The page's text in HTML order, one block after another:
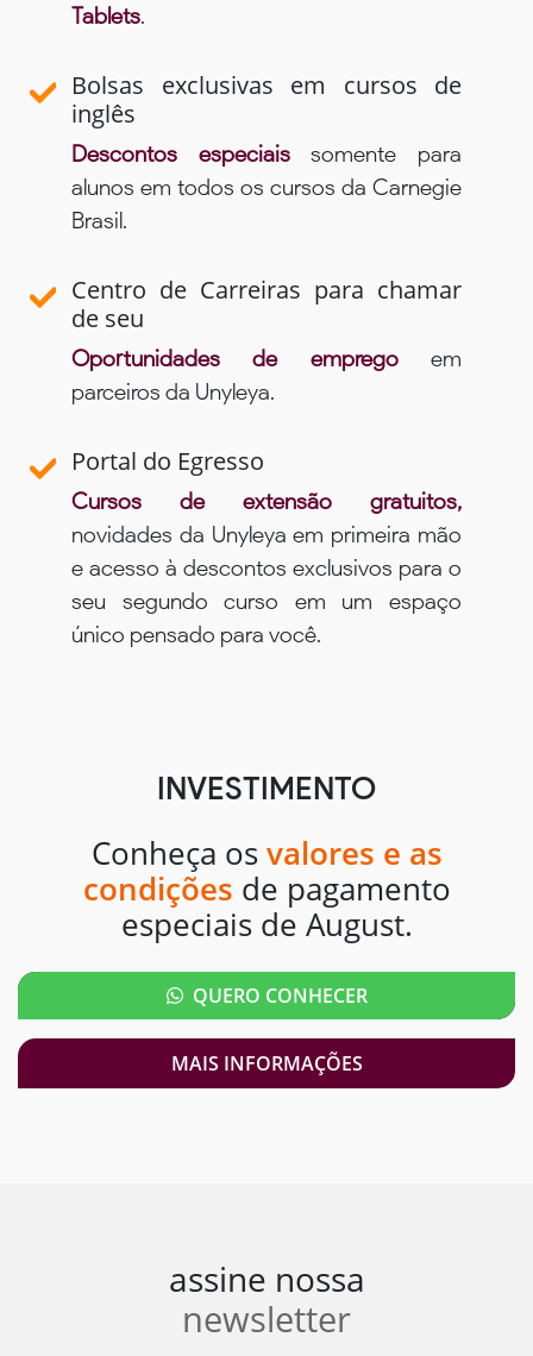
Tablets.
Bolsas exclusivas em cursos de
inglês
Descontos especiaissomente para
alunos em todos os cursos da Carnegie
Brasil.
Centro de Carreiras para chamar
de seu
Oportunidades de empregoem
parceiros da Unyleya.
Portal do Egresso
Cursos de extensão gratuitos,
novidades da Unyleya em primeira mão
e acesso à descontos exclusivos para o
seu segundo curso em um espaço
único pensado para você.
INVESTIMENTO
Conheça os valores e as
condições de pagamento
especiais de August.
QUERO CONHECER
MAIS INFORMAÇÕES
assine nossa
newsletter